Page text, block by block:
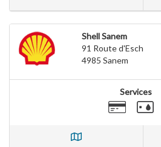
Shell Sanem
91 Route d'Esch
4985 Sanem
Services